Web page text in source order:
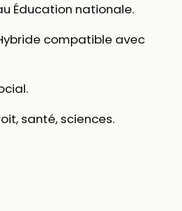
Éducation nationale.
compatible avec
santé, sciences.